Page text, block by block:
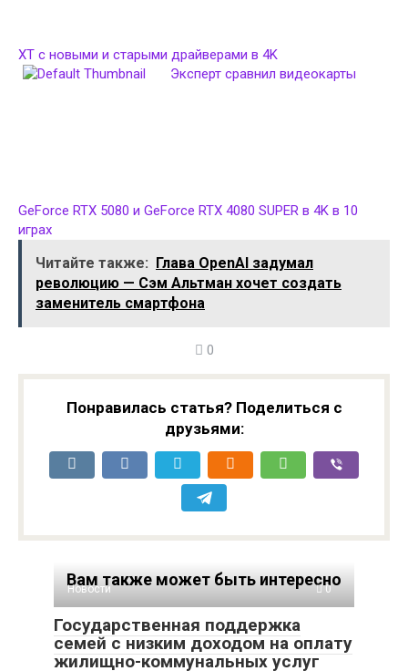
XT с новыми и старыми драйверами в 4K
Эксперт сравнил видеокарты
GeForce RTX 5080 и GeForce RTX 4080 SUPER в 4K в 10
играх
Читайте также: Глава OpenAI задумал
революцию — Сэм Альтман хочет создать
заменитель смартфона
0
Понравилась статья? Поделиться с
друзьями:
Вам также может быть интересно
Новости 0
Государственная поддержка
семей с низким доходом на оплату
жилищно-коммунальных услуг